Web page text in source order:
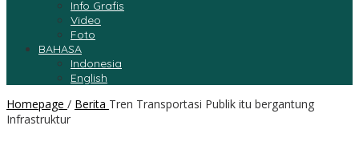
Info Grafis
Video
Foto
BAHASA
Indonesia
English
Homepage / Berita Tren Transportasi Publik itu bergantung
Infrastruktur